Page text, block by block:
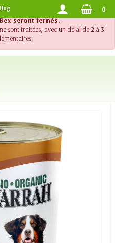
2026, le support téléphonique
seront fermés.
sont traitées, avec un délai de 2 à 3
PORTS OFFERTS DES 120.- 0